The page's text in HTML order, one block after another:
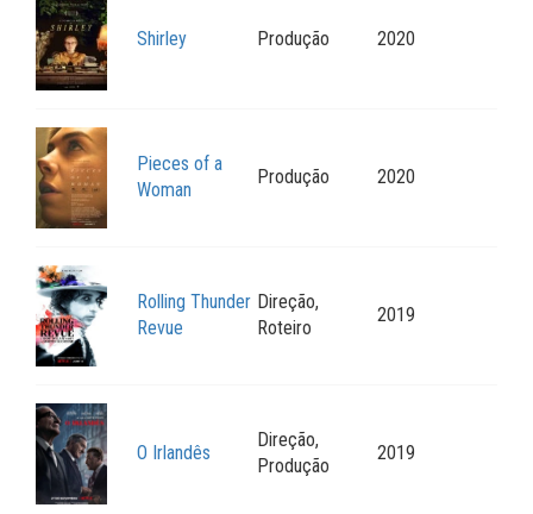
Shirley Produção 2020
Pieces of a
Woman
Produção 2020
Rolling Thunder
Revue
Direção,
Roteiro
2019
O Irlandês
Direção,
Produção
2019